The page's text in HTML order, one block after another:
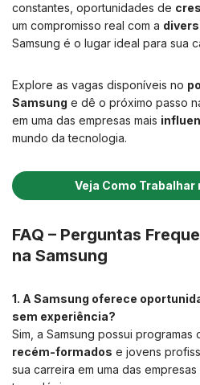
constantes, oportunidades de
um compromisso real com a
Samsung é o lugar ideal para sua
Explore as vagas disponíveis no
Samsung e dê o próximo passo
em uma das empresas mais
mundo da tecnologia.
Veja Como Trabalhar
FAQ – Perguntas
na Samsung
1. A Samsung oferece
sem experiência?
Sim, a Samsung possui programas
recém-formados e jovens
sua carreira em uma das